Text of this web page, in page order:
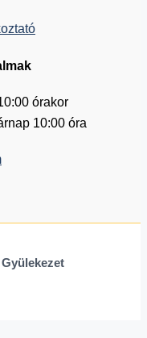
órakor
10:00 óra